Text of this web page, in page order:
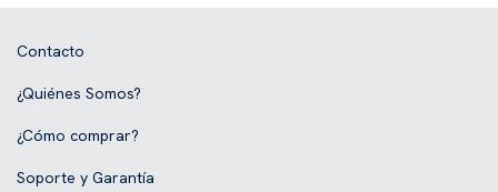
Contacto
¿Quiénes Somos?
¿Cómo comprar?
Soporte y Garantía